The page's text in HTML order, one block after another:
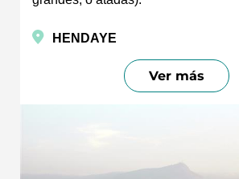
HENDAYE
Ver más